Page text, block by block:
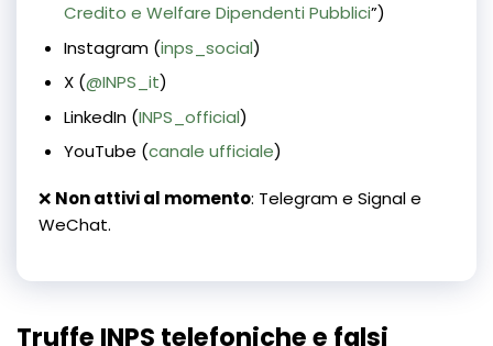
Credito e Welfare Dipendenti Pubblici”)
Instagram (inps_social)
X (@INPS_it)
LinkedIn (INPS_official)
YouTube (canale ufficiale)
❌ Non attivi al momento: Telegram e Signal e
WeChat.
Truffe INPS telefoniche e falsi